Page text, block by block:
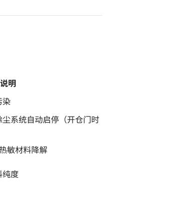
明
染
系统自动启停（开仓门时
敏材料降解
纯度